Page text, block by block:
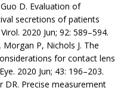
D. Evaluation of
secretions of patients
2020 Jun; 92: 589–594.
P, Nichols J. The
for contact lens
2020 Jun; 43: 196–203.
DR. Precise measurement